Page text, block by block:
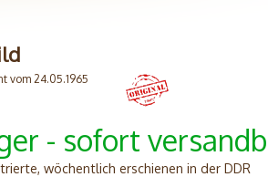
vom 24.05.1965
- sofort
wöchentlich erschienen in der DDR